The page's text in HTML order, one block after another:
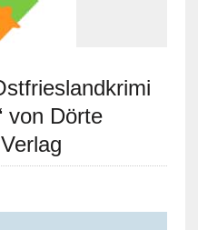
von Dörte